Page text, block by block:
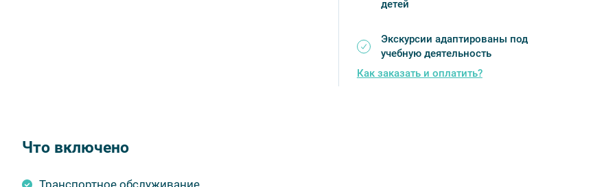
детей
Экскурсии адаптированы под
учебную деятельность
Как заказать и оплатить?
Что включено